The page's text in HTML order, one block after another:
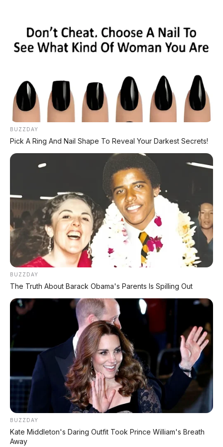
Home »GMW»GWM Ora 5 HEV» mobil hybrid» Review Mobil»
Irit 22 Km/L, Kalahin Brio & Agya!
🕒 Dipublikasikan: 20 Mei 2026 | ✍️ Editor: Tim Redaksi
📍 REVIEW UNIT
⚡ HYBRID MURAH
REVIEW UNIT – GWM bikin kejutan besar di
Beijing Auto Show 2026.Ora 5
cuma tersedia sebagai mobil listrik (EV), kini
hadir dengan varian hybrid (HEV) dan bensin
turbo
Yang bikin heboh:harganya mulai 69.800
yuan atau sekitar Rp176 jutaan– jauh lebih
murah dari varian EV yang dibanderol 89.800
yuan ke atas.
Dengan konsumsi BBM
BUZZDAY
Pick A Ring And Nail Shape To Reveal Your Darkest Secrets!
BUZZDAY
The Truth About Barack Obama's Parents Is Spilling Out
BUZZDAY
Kate Middleton's Daring Outfit Took Prince William's Breath
Away